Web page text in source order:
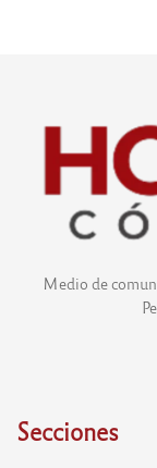
Medio de
Secciones